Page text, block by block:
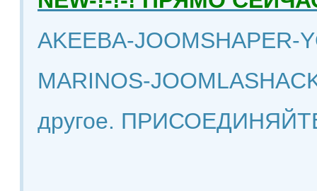
AKEEBA-JOOMSHAPER-
MARINOS-
другое.